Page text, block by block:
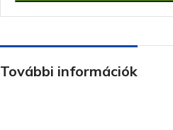
További információk